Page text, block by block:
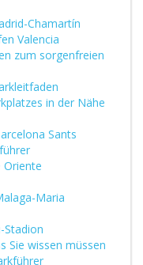
Chamartín
Valencia
zum sorgenfreien
in der Nähe
Sants
Oriente
Maria
Stadion
Sie wissen müssen